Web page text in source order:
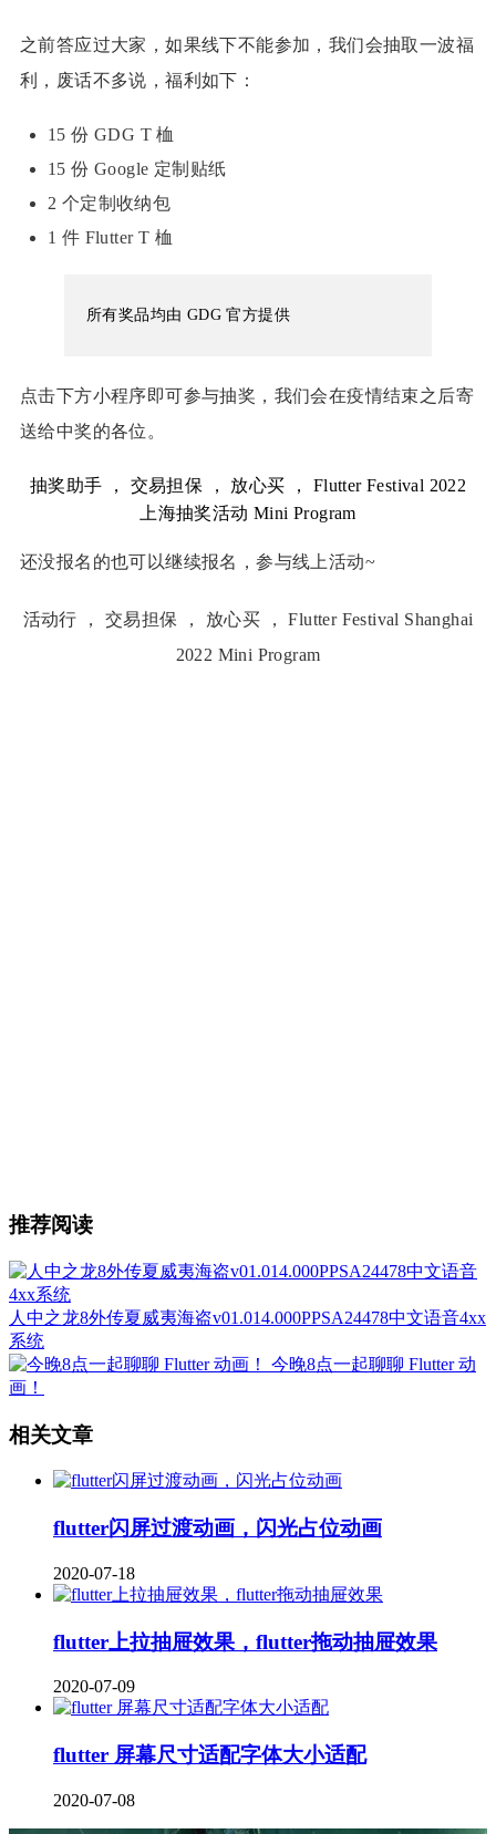
之前答应过大家，如果线下不能参加，我们会抽取一波福
利，废话不多说，福利如下：
15 份 GDG T 桖
15 份 Google 定制贴纸
2 个定制收纳包
1 件 Flutter T 桖
所有奖品均由 GDG 官方提供
点击下方小程序即可参与抽奖，我们会在疫情结束之后寄
送给中奖的各位。
抽奖助手 ， 交易担保 ， 放心买 ，
Flutter Festival 2022
上海抽奖活动 Mini Program
还没报名的也可以继续报名，参与线上活动~
活动行 ， 交易担保 ， 放心买 ，
Flutter Festival Shanghai
2022 Mini Program
推荐阅读
人中之龙8外传夏威夷海盗v01.014.000PPSA24478中文语音4xx
系统
今晚8点一起聊聊 Flutter 动
画！
相关文章
flutter闪屏过渡动画，闪光占位动画
2020-07-18
flutter上拉抽屉效果，flutter拖动抽屉效果
2020-07-09
flutter 屏幕尺寸适配字体大小适配
2020-07-08